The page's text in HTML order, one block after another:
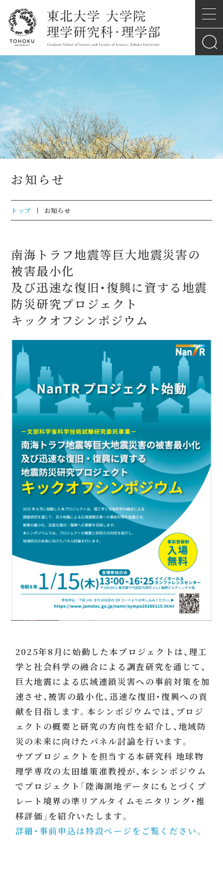
お知らせ
トップ お知らせ
南海トラフ地震等巨大地震災害の
被害最小化
及び迅速な復旧・復興に資する地震
防災研究プロジェクト
キックオフシンポジウム
2025年8月に始動した本プロジェクトは、理工
学と社会科学の融合による調査研究を通じて、
巨大地震による広域連鎖災害への事前対策を加
速させ、被害の最小化、迅速な復旧・復興への貢
献を目指します。本シンポジウムでは、プロジ
ェクトの概要と研究の方向性を紹介し、地域防
災の未来に向けたパネル討論を行います。
サブプロジェクトを担当する本研究科 地球物
理学専攻の太田雄策准教授が、本シンポジウム
でプロジェクト「陸海測地データにもとづくプ
レート境界の準リアルタイムモニタリング・推
移評価」を紹介いたします。
詳細・事前申込は特設ページをご覧ください。